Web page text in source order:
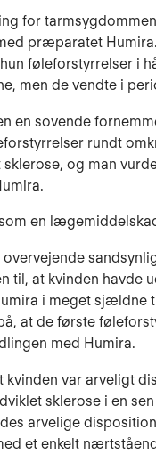
for
præparatet
føleforstyrrelser i
men de vendte i
en sovende
rundt
og man
en
til, at kvinden havde
i meget sjældne
at de første
med Humira.
var arveligt
sklerose i en
arvelige
et enkelt